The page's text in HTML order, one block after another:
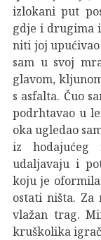
izlokani put
gdje i drugima
niti joj
sam u svoj
glavom,
s asfalta. Čuo
podrhtavao u
oka ugledao
iz hodajućeg
udaljavaju i
koju je oformila
ostati ništa. Za
vlažan trag.
kruškolika